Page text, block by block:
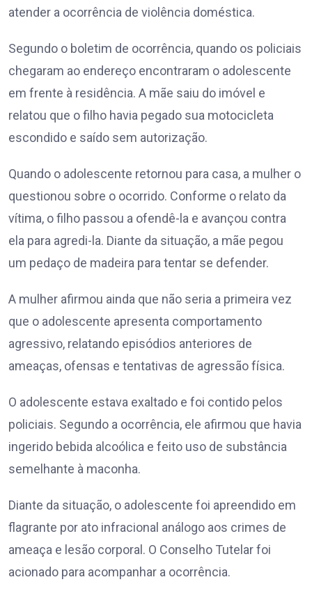
atender a ocorrência de violência doméstica.
Segundo o boletim de ocorrência, quando os policiais
chegaram ao endereço encontraram o adolescente
em frente à residência. A mãe saiu do imóvel e
relatou que o filho havia pegado sua motocicleta
escondido e saído sem autorização.
Quando o adolescente retornou para casa, a mulher o
questionou sobre o ocorrido. Conforme o relato da
vítima, o filho passou a ofendê-la e avançou contra
ela para agredi-la. Diante da situação, a mãe pegou
um pedaço de madeira para tentar se defender.
A mulher afirmou ainda que não seria a primeira vez
que o adolescente apresenta comportamento
agressivo, relatando episódios anteriores de
ameaças, ofensas e tentativas de agressão física.
O adolescente estava exaltado e foi contido pelos
policiais. Segundo a ocorrência, ele afirmou que havia
ingerido bebida alcoólica e feito uso de substância
semelhante à maconha.
Diante da situação, o adolescente foi apreendido em
flagrante por ato infracional análogo aos crimes de
ameaça e lesão corporal. O Conselho Tutelar foi
acionado para acompanhar a ocorrência.